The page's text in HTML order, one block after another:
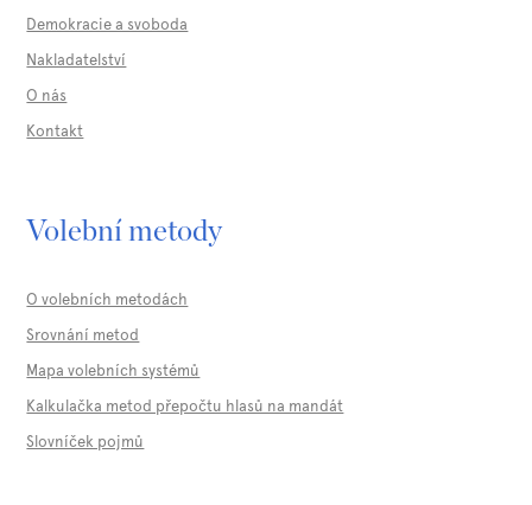
Demokracie a svoboda
Nakladatelství
O nás
Kontakt
Volební metody
O volebních metodách
Srovnání metod
Mapa volebních systémů
Kalkulačka metod přepočtu hlasů na mandát
Slovníček pojmů